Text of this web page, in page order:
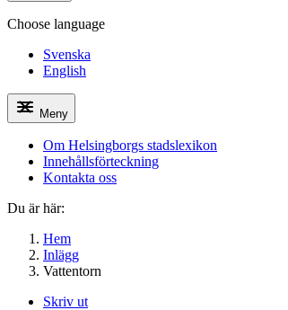
Helsingborgs stadslexikon
Choose language
Svenska
English
Meny
Om Helsingborgs stadslexikon
Innehållsförteckning
Kontakta oss
Du är här:
Hem
Inlägg
Vattentorn
Skriv ut